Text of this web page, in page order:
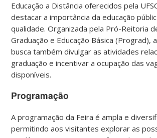
Educação a Distância oferecidos pela
destacar a importância da educação
qualidade. Organizada pela Pró-Reitoria
Graduação e Educação Básica (Prograd),
busca também divulgar as atividades
graduação e incentivar a ocupação das
disponíveis.
Programação
A programação da Feira é ampla e
permitindo aos visitantes explorar as